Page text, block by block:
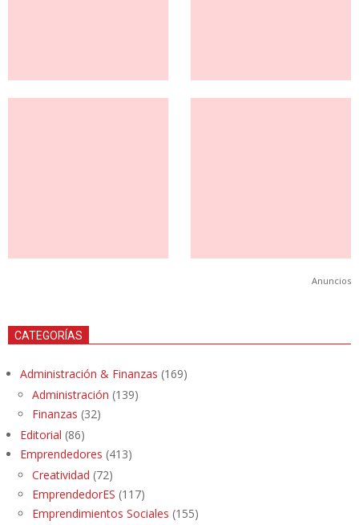
Anuncios
CATEGORÍAS
Administración & Finanzas (169)
Administración (139)
Finanzas (32)
Editorial (86)
Emprendedores (413)
Creatividad (72)
EmprendedorES (117)
Emprendimientos Sociales (155)